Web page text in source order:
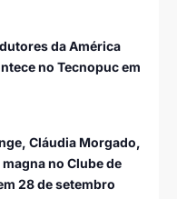
da América
no Tecnopuc em
Cláudia Morgado,
no Clube de
28 de setembro